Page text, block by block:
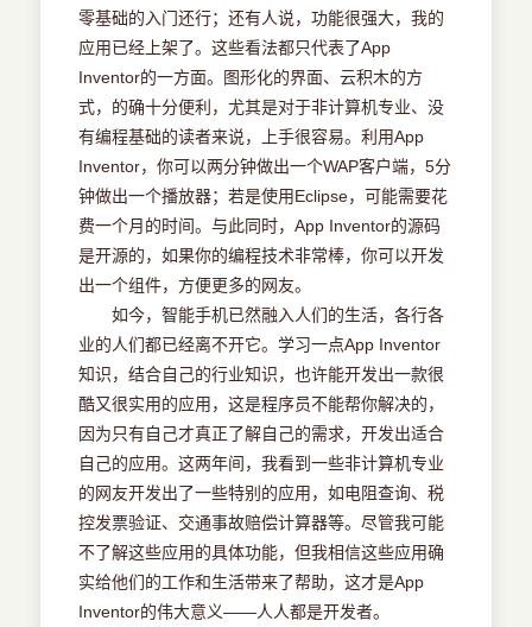
第6章 网络应用
6.1浏览器
6.2街景地图
6.3JavaScript交互
6.4ActivityStarter
6.5TinyWebDB
第7章 数据交互应用
7.1天气预报
7.2校园新闻
7.3注册登录
7.4上传下载
7.5聊天室
附录A AppInventor2组件
附录B AppInventor2指令
附录C 常用ActivityStarter查询
附录D AppInventor网络资源
参考文献
可供公共访问的云端开发环境。2012年3月4日，
MIT App Inventor开放使用。2013年12月，麻省理
工学院推出了新的App Inventor版本——App
Inventor 2（以下简称AI2）和新的App Inventor官
方网站。之前的版本称为App Inventor Classic或
App Inventor 1（以下简称AI1），而且目前已经停
止对App Inventor 1提供技术支持。本书是以App
Inventor 2为基础进行编写的。
几乎在App Inventor上线的同时，国内的IT界
和教育界就注意到了这一新的Android应用开发工
具，越来越多的中高级院校将App Inventor作为非
计算机专业的选修课程，如浙江师范大学附属中
学、汕头大学、中山大学、四川文理学院、芜湖职
业科技学院、淄博职业学院、江西师范大学、哈尔
滨工程大学、深圳信息职业技术学院、马鞍山师范
高等专科学校等。同时麻省理工学院和Google中国
大学一直支持App Inventor 在中国的推广和发展，
在2013年和2014年举办了多期暑期班，并为国内
使用者专门搭建了备用服务器
（http://contest.appinventor.mit.edu/），同时为推
广App Inventor的使用，MIT于2014年9月14日推
零基础的入门还行；还有人说，功能很强大，我的
应用已经上架了。这些看法都只代表了App
Inventor的一方面。图形化的界面、云积木的方
式，的确十分便利，尤其是对于非计算机专业、没
有编程基础的读者来说，上手很容易。利用App
Inventor，你可以两分钟做出一个WAP客户端，5分
钟做出一个播放器；若是使用Eclipse，可能需要花
费一个月的时间。与此同时，App Inventor的源码
是开源的，如果你的编程技术非常棒，你可以开发
出一个组件，方便更多的网友。
如今，智能手机已然融入人们的生活，各行各
业的人们都已经离不开它。学习一点App Inventor
知识，结合自己的行业知识，也许能开发出一款很
酷又很实用的应用，这是程序员不能帮你解决的，
因为只有自己才真正了解自己的需求，开发出适合
自己的应用。这两年间，我看到一些非计算机专业
的网友开发出了一些特别的应用，如电阻查询、税
控发票验证、交通事故赔偿计算器等。尽管我可能
不了解这些应用的具体功能，但我相信这些应用确
实给他们的工作和生活带来了帮助，这才是App
Inventor的伟大意义——人人都是开发者。